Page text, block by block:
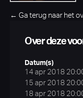
← Ga terug naar het
Over deze
Datum(s)
14 apr 2018
15 apr 2018
18 apr 2018